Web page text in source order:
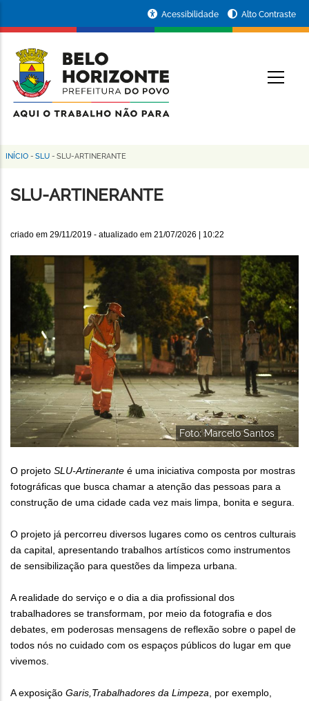
conteúdo
principal
da
Prefeitura
de
Horizonte
Acessibilidade Alto Contraste
Trilha
de
INÍCIO - SLU - SLU-ARTINERANTE
SLU-ARTINERANTE
criado em 29/11/2019 - atualizado em 21/07/2026 | 10:22
Foto: Marcelo Santos
O projeto SLU-Artinerante é uma iniciativa composta por mostras
fotográficas que busca chamar a atenção das pessoas para a
construção de uma cidade cada vez mais limpa, bonita e segura.
O projeto já percorreu diversos lugares como os centros culturais
da capital, apresentando trabalhos artísticos como instrumentos
de sensibilização para questões da limpeza urbana.
A realidade do serviço e o dia a dia profissional dos
trabalhadores se transformam, por meio da fotografia e dos
debates, em poderosas mensagens de reflexão sobre o papel de
todos nós no cuidado com os espaços públicos do lugar em que
vivemos.
A exposição Garis,Trabalhadores da Limpeza, por exemplo,